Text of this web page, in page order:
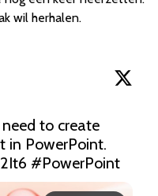
wil herhalen.
to create
in PowerPoint.
#PowerPoint